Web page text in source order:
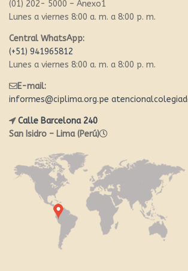
(01) 202- 5000 – Anexo1
Lunes a viernes 8:00 a. m. a 8:00 p. m.
Central WhatsApp:
(+51) 941965812
Lunes a viernes 8:00 a. m. a 8:00 p. m.
E-mail:
informes@ciplima.org.pe
Calle Barcelona 240
San Isidro – Lima (Perú)